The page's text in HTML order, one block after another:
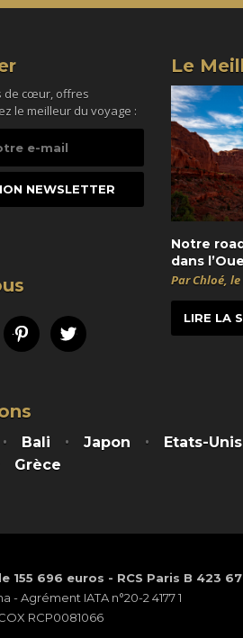
de cœur, offres
le meilleur du voyage :
PinterestTwitter
Le
Notre
dans
Par Chloé,
LIRE LA
Bali Japon Etats-Unis
Grèce
696 euros - RCS Paris B 423
Agrément IATA n°20-2 4177 1
RCP0081066